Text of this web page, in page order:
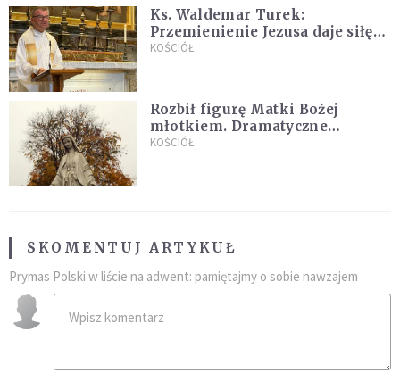
Ks. Waldemar Turek:
Przemienienie Jezusa daje siłę
do pokonywania przeciwności
KOŚCIÓŁ
Rozbił figurę Matki Bożej
młotkiem. Dramatyczne
nagranie w sieci
KOŚCIÓŁ
SKOMENTUJ ARTYKUŁ
Prymas Polski w liście na adwent: pamiętajmy o sobie nawzajem